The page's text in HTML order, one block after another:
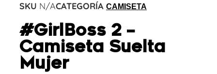
SKU N/ACATEGORÍA CAMISETA
#GirlBoss 2 –
Camiseta Suelta
Mujer